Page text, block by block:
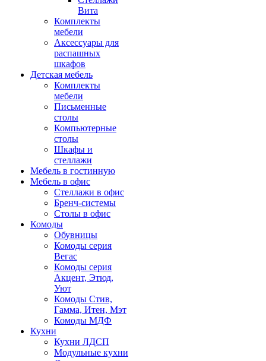
Вита
Комплекты
мебели
Аксессуары для
распашных
шкафов
Детская мебель
Комплекты
мебели
Письменные
столы
Компьютерные
столы
Шкафы и
стеллажи
Мебель в гостинную
Мебель в офис
Стеллажи в офис
Бренч-системы
Столы в офис
Комоды
Обувницы
Комоды серия
Вегас
Комоды серия
Акцент, Этюд,
Уют
Комоды Стив,
Гамма, Итен, Мэт
Комоды МДФ
Кухни
Кухни ЛДСП
Модульные кухни